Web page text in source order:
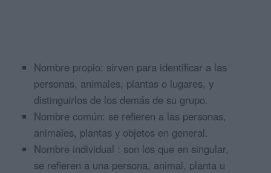
Nombre propio: sirven para identificar a las
personas, animales, plantas o lugares, y
distinguirlos de los demás de su grupo.
Nombre común: se refieren a las personas,
animales, plantas y objetos en general.
Nombre individual : son los que en singular,
se refieren a una persona, animal, planta u